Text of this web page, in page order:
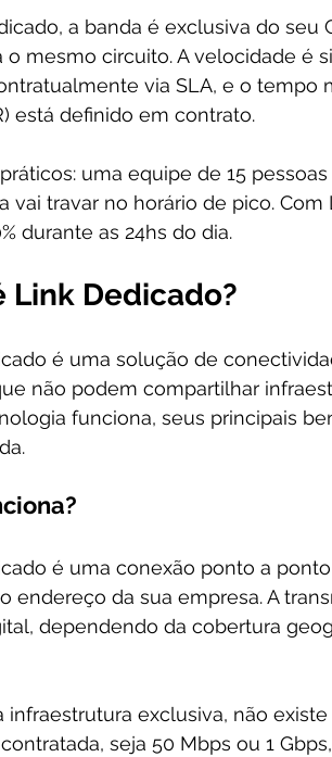
a banda é exclusiva do seu
o mesmo circuito. A velocidade é
via SLA, e o tempo
está definido em contrato.
uma equipe de 15
vai travar no horário de pico.
durante as 24hs do dia.
Link Dedicado?
é uma solução de
não podem compartilhar
funciona, seus principais
é uma conexão ponto a
endereço da sua empresa. A
dependendo da cobertura
infraestrutura exclusiva, não
seja 50 Mbps ou 1